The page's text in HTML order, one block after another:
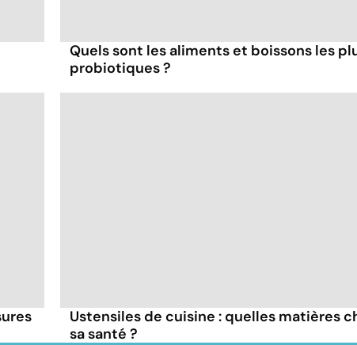
Quels sont les aliments et boissons les
probiotiques ?
Ustensiles de cuisine : quelles matières
sa santé ?